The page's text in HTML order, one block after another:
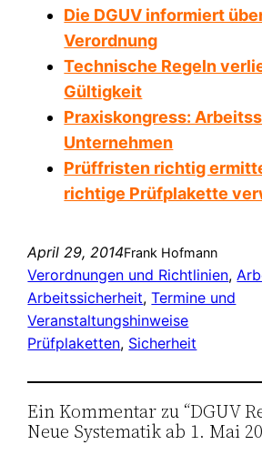
Die DGUV informiert
Verordnung
Technische Regeln
Gültigkeit
Praxiskongress:
Unternehmen
Prüffristen richtig
richtige Prüfplakette
April 29, 2014Frank Hofmann
Verordnungen und Richtlinien,
Arbeitssicherheit, Termine und
Veranstaltungshinweise
Prüfplaketten, Sicherheit
Ein Kommentar zu “DGUV
Neue Systematik ab 1. Mai